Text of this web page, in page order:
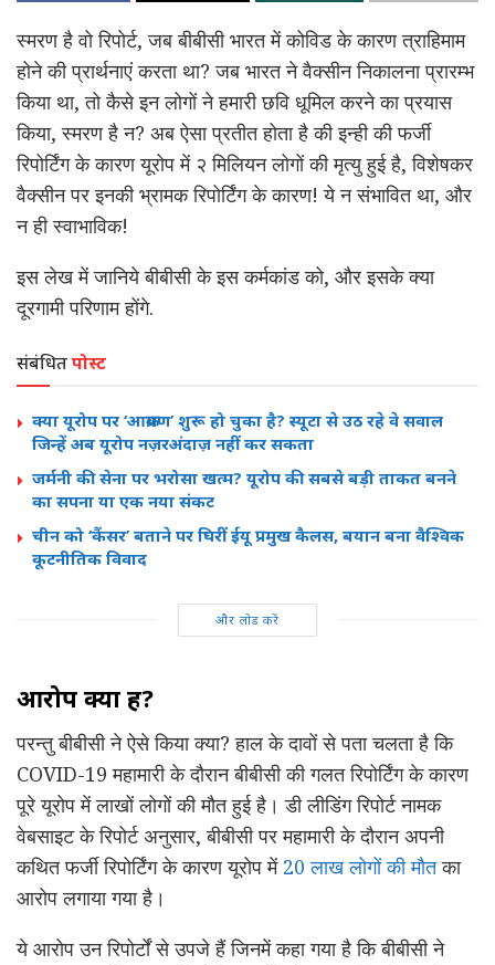
स्मरण है वो रिपोर्ट, जब बीबीसी भारत में कोविड के कारण त्राहिमाम
होने की प्रार्थनाएं करता था? जब भारत ने वैक्सीन निकालना प्रारम्भ
किया था, तो कैसे इन लोगों ने हमारी छवि धूमिल करने का प्रयास
किया, स्मरण है न? अब ऐसा प्रतीत होता है की इन्ही की फर्जी
रिपोर्टिंग के कारण यूरोप में २ मिलियन लोगों की मृत्यु हुई है, विशेषकर
वैक्सीन पर इनकी भ्रामक रिपोर्टिंग के कारण! ये न संभावित था, और
न ही स्वाभाविक!
इस लेख में जानिये बीबीसी के इस कर्मकांड को, और इसके क्या
दूरगामी परिणाम होंगे.
संबंधितपोस्ट
क्या यूरोप पर ‘आक्रमण’ शुरू हो चुका है? स्यूटा से उठ रहे वे सवाल
जिन्हें अब यूरोप नज़रअंदाज़ नहीं कर सकता
जर्मनी की सेना पर भरोसा खत्म? यूरोप की सबसे बड़ी ताकत बनने
का सपना या एक नया संकट
चीन को ‘कैंसर’ बताने पर घिरीं ईयू प्रमुख कैलस, बयान बना वैश्विक
कूटनीतिक विवाद
और लोड करें
आरोप क्या हैं?
परन्तु बीबीसी ने ऐसे किया क्या? हाल के दावों से पता चलता है कि
COVID-19 महामारी के दौरान बीबीसी की गलत रिपोर्टिंग के कारण
पूरे यूरोप में लाखों लोगों की मौत हुई है। डी लीडिंग रिपोर्ट नामक
वेबसाइट के रिपोर्ट अनुसार, बीबीसी पर महामारी के दौरान अपनी
कथित फर्जी रिपोर्टिंग के कारण यूरोप में 20 लाख लोगों की मौतका
आरोप लगाया गया है।
ये आरोप उन रिपोर्टों से उपजे हैं जिनमें कहा गया है कि बीबीसी ने